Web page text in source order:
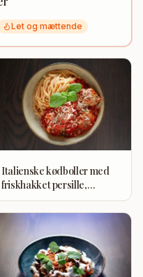
Let og mættende
Italienske kødboller med
friskhakket persille,
hvidløg, parmesan og oliven